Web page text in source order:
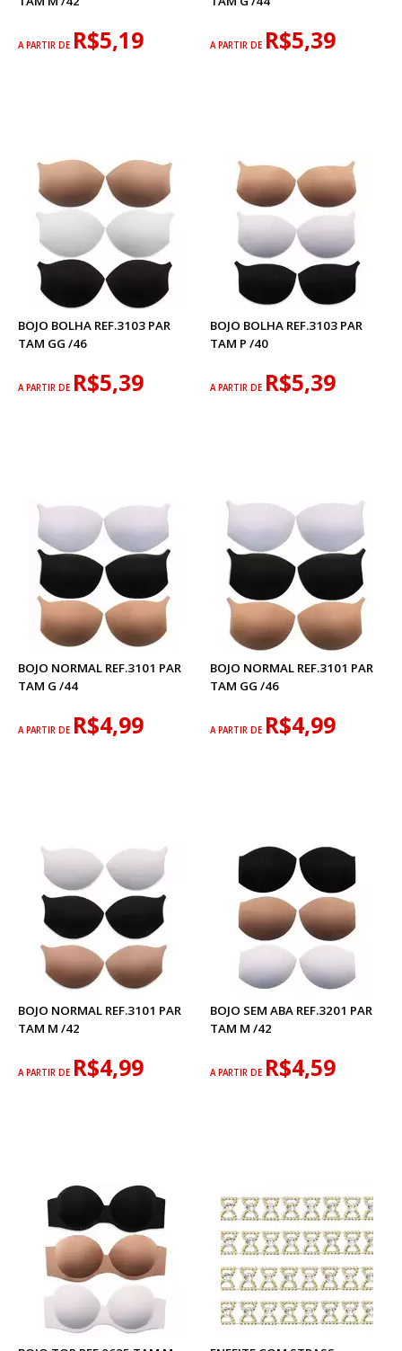
A PARTIR DE R$5,19 A PARTIR DE R$5,39
BOJO BOLHA REF.3103 PAR
TAM GG /46
A PARTIR DE R$5,39
BOJO BOLHA REF.3103 PAR
TAM P /40
A PARTIR DE R$5,39
BOJO NORMAL REF.3101 PAR
TAM G /44
A PARTIR DE R$4,99
BOJO NORMAL REF.3101 PAR
TAM GG /46
A PARTIR DE R$4,99
BOJO NORMAL REF.3101 PAR
TAM M /42
A PARTIR DE R$4,99
BOJO SEM ABA REF.3201 PAR
TAM M /42
A PARTIR DE R$4,59